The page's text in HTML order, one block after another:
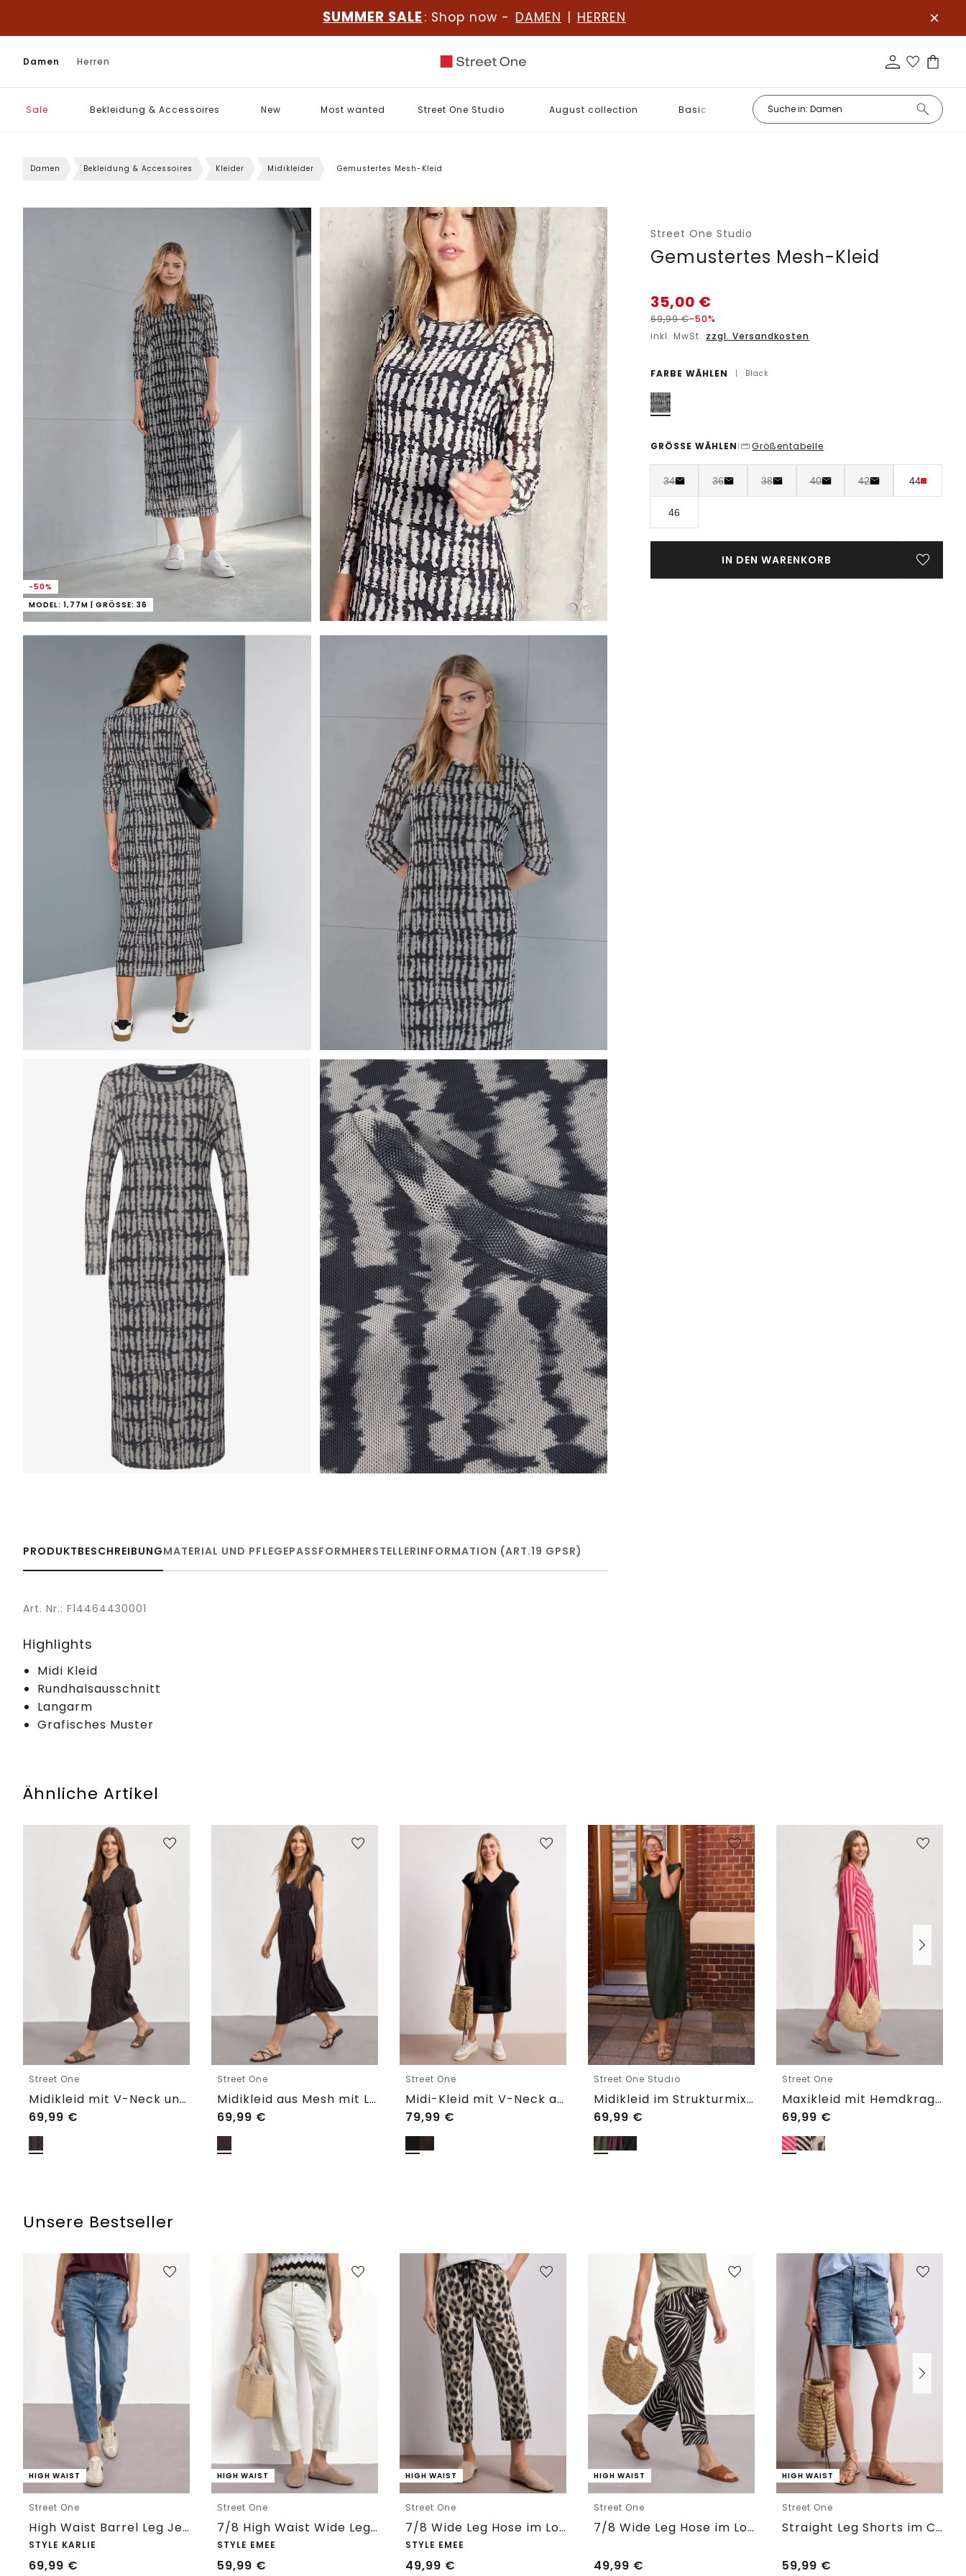
SUMMER SALE : Shop now - DAMEN | HERREN
Damen Herren
Sale Bekleidung & Accessoires New Most wanted Street One Studio August collection Basics
Damen Bekleidung & Accessoires Kleider Midikleider Gemustertes Mesh-Kleid
-50%
MODEL: 1,77M | GRÖSSE: 36
Street One Studio
Gemustertes Mesh-Kleid
35,00 €
69,99€-50%
inkl. MwSt. zzgl. Versandkosten
FARBE WÄHLEN | Black
GRÖSSE WÄHLEN | Größentabelle
34 36 38 40 42 44
46
IN DEN WARENKORB
PRODUKTBESCHREIBUNGMATERIAL UND PFLEGEPASSFORMHERSTELLERINFORMATION (ART.19 GPSR)
Art. Nr.: F14464430001
Highlights
Midi Kleid
Rundhalsausschnitt
Langarm
Grafisches Muster
Ähnliche Artikel
Street One
Midikleid mit V-Neck und Leo-Print
69,99 €
Street One
Midikleid aus Mesh mit Leo-Print
69,99 €
Street One
Midi-Kleid mit V-Neck aus Spitze
79,99 €
Street One Studio
Midikleid im Strukturmix mit Rundhals
69,99 €
Street One
Maxikleid mit Hemdkragen und Print
69,99 €
Unsere Bestseller
HIGH WAIST
Street One
High Waist Barrel Leg Jeans im Loose Fit
STYLE KARLIE
69,99 €
HIGH WAIST
Street One
7/8 High Waist Wide Leg Jeans im Loose Fit
STYLE EMEE
59,99 €
HIGH WAIST
Street One
7/8 Wide Leg Hose im Loose Fit mit Print
STYLE EMEE
49,99 €
HIGH WAIST
Street One
7/8 Wide Leg Hose im Loose Fit
49,99 €
HIGH WAIST
Street One
Straight Leg Shorts im Casual Fit
59,99 €